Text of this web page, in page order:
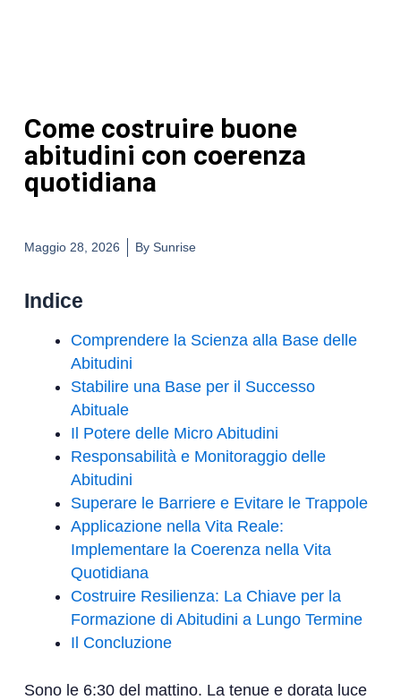
Come costruire buone
abitudini con coerenza
quotidiana
Maggio 28, 2026 BySunrise
Indice
Comprendere la Scienza alla Base delle
Abitudini
Stabilire una Base per il Successo
Abituale
Il Potere delle Micro Abitudini
Responsabilità e Monitoraggio delle
Abitudini
Superare le Barriere e Evitare le Trappole
Applicazione nella Vita Reale:
Implementare la Coerenza nella Vita
Quotidiana
Costruire Resilienza: La Chiave per la
Formazione di Abitudini a Lungo Termine
Il Concluzione
Sono le 6:30 del mattino. La tenue e dorata luce